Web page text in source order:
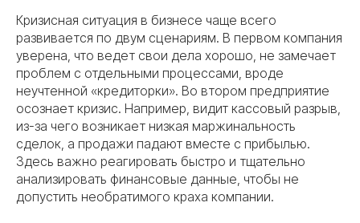
Кризисная ситуация в бизнесе чаще всего
развивается по двум сценариям. В первом компания
уверена, что ведет свои дела хорошо, не замечает
проблем с отдельными процессами, вроде
неучтенной «кредиторки». Во втором предприятие
осознает кризис. Например, видит кассовый разрыв,
из-за чего возникает низкая маржинальность
сделок, а продажи падают вместе с прибылью.
Здесь важно реагировать быстро и тщательно
анализировать финансовые данные, чтобы не
допустить необратимого краха компании.